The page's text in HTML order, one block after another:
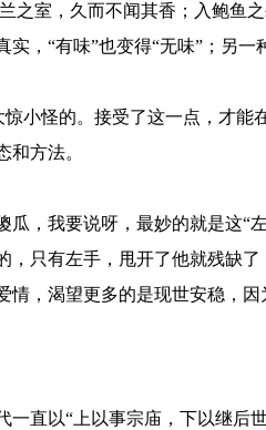
室，久而不闻其香；入鲍鱼
，“有味”也变得“无味”；另
小怪的。接受了这一点，才能
方法。
，我要说呀，最妙的就是这“
只有左手，甩开了他就残缺了
，渴望更多的是现世安稳，因
一直以“上以事宗庙，下以继后